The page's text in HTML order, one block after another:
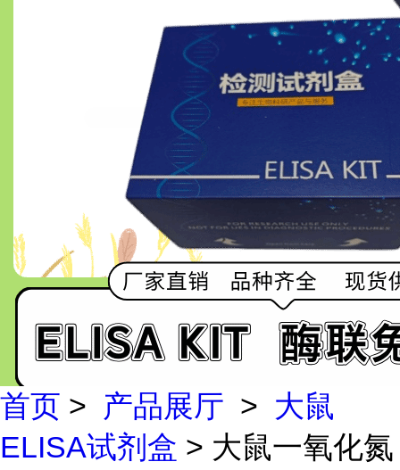
首页 > 产品展厅 > 大鼠
ELISA试剂盒 > 大鼠一氧化氮